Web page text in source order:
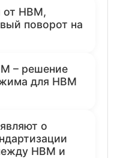
от HBM,
поворот на
– решение
для HBM
о
HBM и